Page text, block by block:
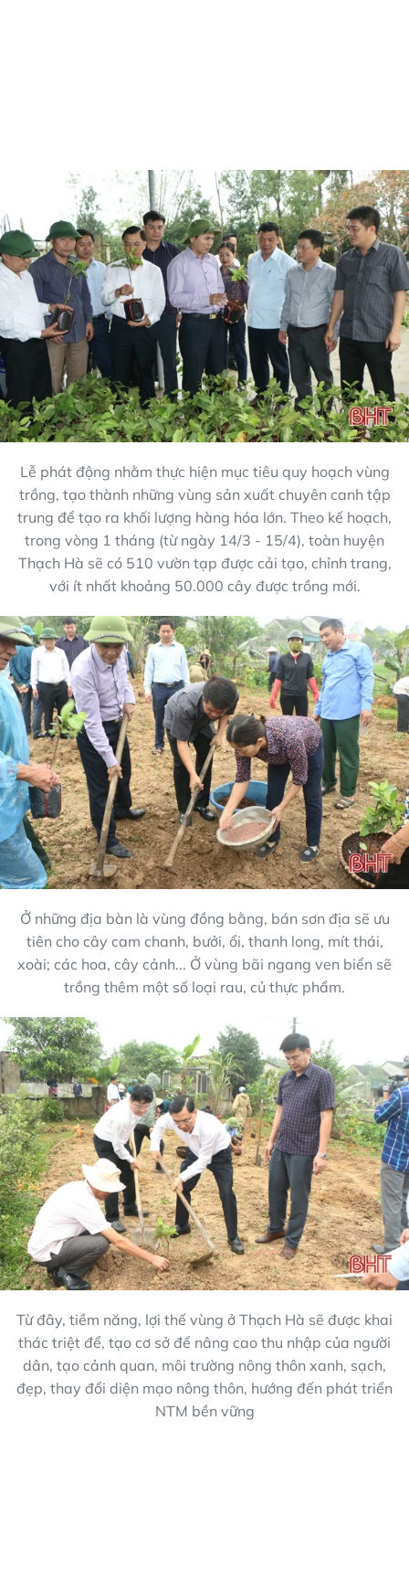
Lễ phát động nhằm thực hiện mục tiêu quy hoạch vùng
trồng, tạo thành những vùng sản xuất chuyên canh tập
trung để tạo ra khối lượng hàng hóa lớn. Theo kế hoạch,
trong vòng 1 tháng (từ ngày 14/3 - 15/4), toàn huyện
Thạch Hà sẽ có 510 vườn tạp được cải tạo, chỉnh trang,
với ít nhất khoảng 50.000 cây được trồng mới.
Ở những địa bàn là vùng đồng bằng, bán sơn địa sẽ ưu
tiên cho cây cam chanh, bưởi, ổi, thanh long, mít thái,
xoài; các hoa, cây cảnh... Ở vùng bãi ngang ven biển sẽ
trồng thêm một số loại rau, củ thực phẩm.
Từ đây, tiềm năng, lợi thế vùng ở Thạch Hà sẽ được khai
thác triệt để, tạo cơ sở để nâng cao thu nhập của người
dân, tạo cảnh quan, môi trường nông thôn xanh, sạch,
đẹp, thay đổi diện mạo nông thôn, hướng đến phát triển
NTM bền vững